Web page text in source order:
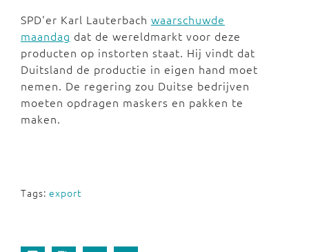
SPD'er Karl Lauterbach waarschuwde
maandag dat de wereldmarkt voor deze
producten op instorten staat. Hij vindt dat
Duitsland de productie in eigen hand moet
nemen. De regering zou Duitse bedrijven
moeten opdragen maskers en pakken te
maken.
Tags: export